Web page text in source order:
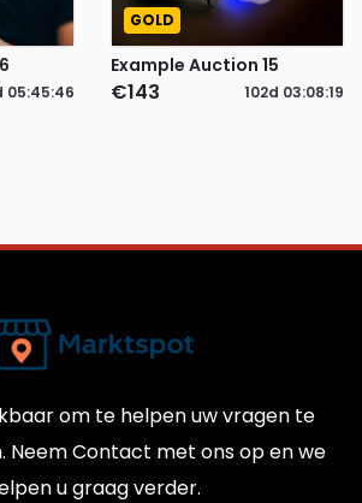
05:45:45
GOLD
Example Auction 15
€143 102d 03:08:18
om te helpen uw vragen te
Neem Contact met ons op en we
u graag verder.